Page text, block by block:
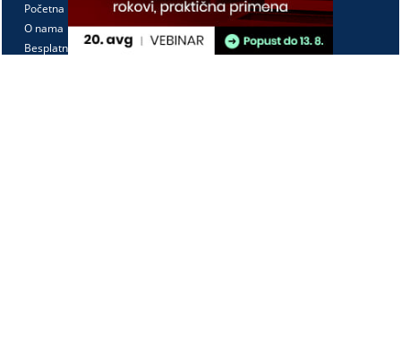
Početna
O nama
Besplatno